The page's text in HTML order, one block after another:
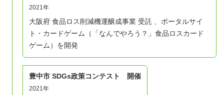
特定非営利活動法人 Deep People
それらに準じる立場の方
キャリアアップしたい学生
2021年
大阪府 食品ロス削減機運醸成事業 受託 、ポータルサイ
ト・カードゲーム（「なんでやろう？」食品ロスカード
ゲーム）を開発
豊中市 SDGs政策コンテスト 開催
2021年